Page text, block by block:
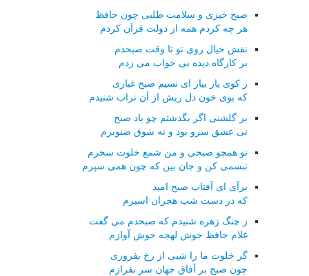
صبح خیزی و سلامت طلبی چون حافظ
هر چه کردم همه از دولت قرآن کردم
نقش خیال روی تو تا وقت صبحدم
بر کارگاه دیده بی خواب می زدم
ز کوی یار بیار ای نسیم صبح غباری
که بوی خون دل ریش از آن تراب شنیدم
بر گلشنی اگر بگذشتم چو باد صبح
نی عشق سرو بود و نه شوق صنوبرم
تو همچو صبحی و من شمع خلوت سحرم
تبسمی کن و جان بین که چون همی سپرم
برآی ای آفتاب صبح امید
که در دست شب هجران اسیرم
ز چنگ زهره شنیدم که صبحدم می گفت
غلام حافظ خوش لهجه خوش آوازم
گر خلوت ما را شبی از رخ بفروزی
چون صبح بر آفاق جهان سر بفرازم